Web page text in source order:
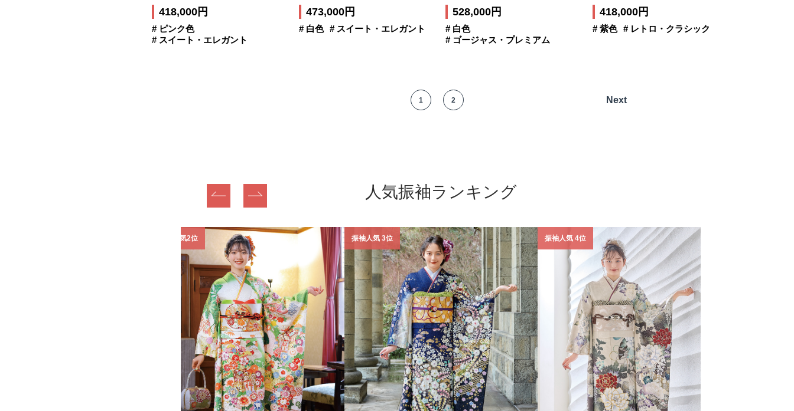
418,000円
# ピンク色
# スイート・エレガント
473,000円
# 白色 # スイート・エレガント
528,000円
# 白色
# ゴージャス・プレミアム
418,000円
# 紫色 # レトロ・クラシック
1 2 Next
人気振袖ランキング
振袖人気2位 振袖人気 3位 振袖人気 4位